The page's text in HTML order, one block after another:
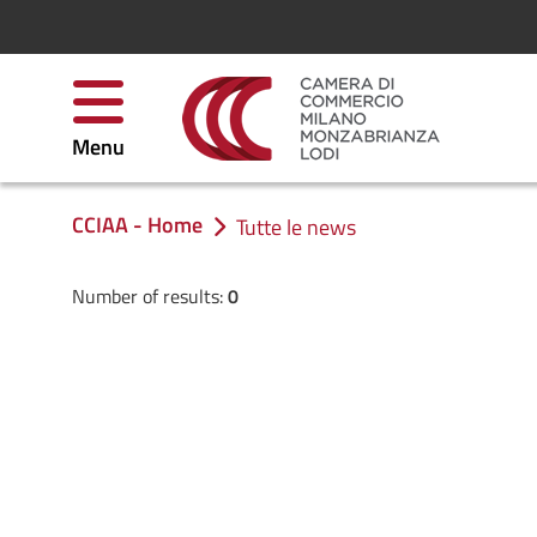
Menu
You are in:
CCIAA - Home Tutte le news
Number of results:0